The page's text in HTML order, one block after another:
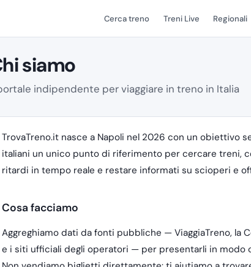
Cerca treno Treni Live Regionali
siamo
indipendente per viaggiare in treno in Italia
TrovaTreno.it nasce a Napoli nel 2026 con un obiettivo
italiani un unico punto di riferimento per cercare treni,
ritardi in tempo reale e restare informati su scioperi e
Cosa facciamo
Aggreghiamo dati da fonti pubbliche — ViaggiaTreno, la
e i siti ufficiali degli operatori — per presentarli in modo